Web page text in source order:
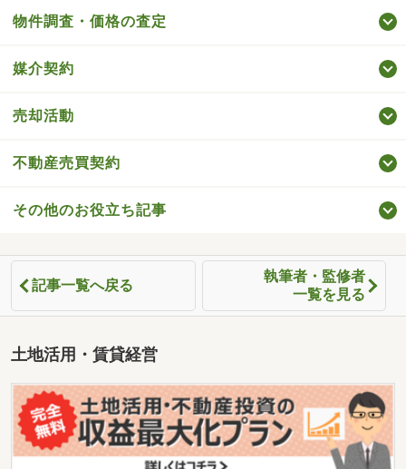
物件調査・価格の査定
媒介契約
売却活動
不動産売買契約
その他のお役立ち記事
記事一覧へ戻る
執筆者・監修者
一覧を見る
土地活用・賃貸経営